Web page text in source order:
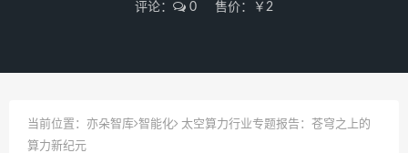
评论：
0 售价：￥2
当前位置： 亦朵智库 智能化
太空算力行业专题报告：苍穹之上的
算力新纪元